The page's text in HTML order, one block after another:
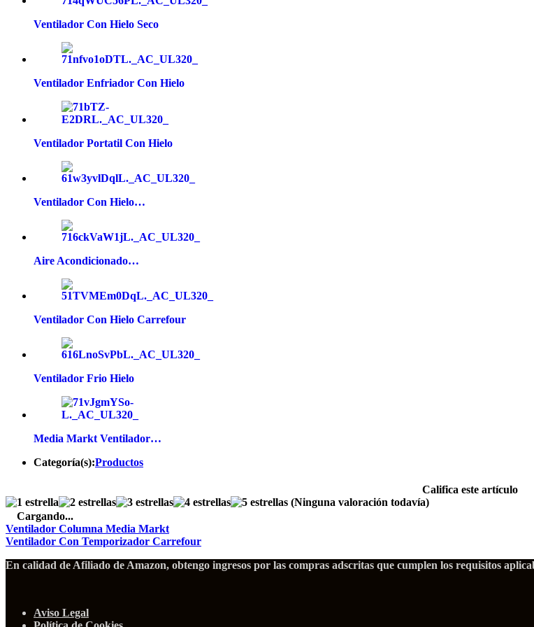
Ventilador Con Hielo Seco
Ventilador Enfriador Con Hielo
Ventilador Portatil Con Hielo
Ventilador Con Hielo…
Aire Acondicionado…
Ventilador Con Hielo Carrefour
Ventilador Frio Hielo
Media Markt Ventilador…
Categoría(s):Productos
Califica este artículo
(Ninguna valoración todavía)
Cargando...
Ventilador Columna Media Markt
Ventilador Con Temporizador Carrefour
En calidad de Afiliado de Amazon, obtengo ingresos por las compras adscritas que cumplen los requisitos
Aviso Legal